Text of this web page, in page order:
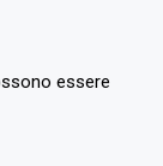
essere